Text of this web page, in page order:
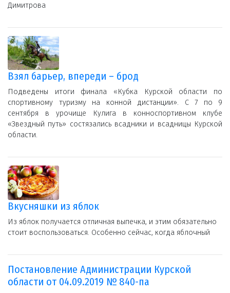
Димитрова
Взял барьер, впереди – брод
Подведены итоги финала «Кубка Курской области по
спортивному туризму на конной дистанции». С 7 по 9
сентября в урочище Кулига в конноспортивном клубе
«Звездный путь» состязались всадники и всадницы Курской
области.
Вкусняшки из яблок
Из яблок получается отличная выпечка, и этим обязательно
стоит воспользоваться. Особенно сейчас, когда яблочный
Постановление Администрации Курской
области от 04.09.2019 № 840-па